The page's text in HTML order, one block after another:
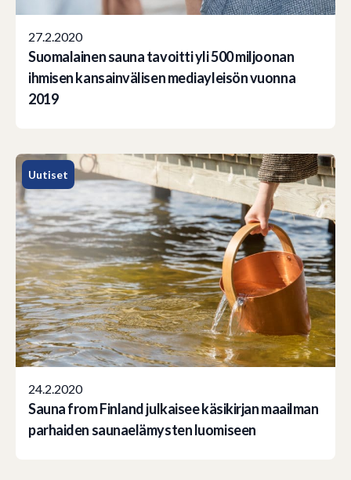
27.2.2020
Suomalainen sauna tavoitti yli 500 miljoonan
ihmisen kansainvälisen mediayleisön vuonna
2019
Uutiset
24.2.2020
Sauna from Finland julkaisee käsikirjan maailman
parhaiden saunaelämysten luomiseen